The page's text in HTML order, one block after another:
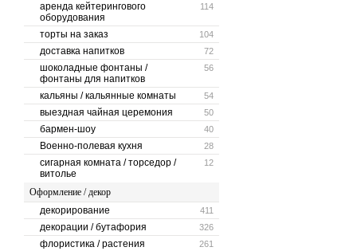
114
аренда кейтерингового
оборудования
104
торты на заказ
72
доставка напитков
56
шоколадные фонтаны /
фонтаны для напитков
54
кальяны / кальянные комнаты
50
выездная чайная церемония
40
бармен-шоу
28
Военно-полевая кухня
12
сигарная комната / торседор /
витолье
Оформление / декор
411
декорирование
326
декорации / бутафория
261
флористика / растения